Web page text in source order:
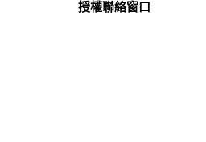
授權聯絡窗口